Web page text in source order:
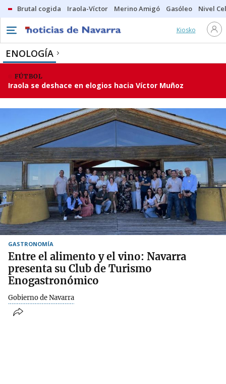
Brutal cogida Iraola-Víctor Merino Amigó Gasóleo Nivel
Kiosko
ENOLOGÍA
FÚTBOL
Iraola se deshace en elogios hacia Víctor Muñoz
GASTRONOMÍA
Entre el alimento y el vino: Navarra
presenta su Club de Turismo
Enogastronómico
Gobierno de Navarra